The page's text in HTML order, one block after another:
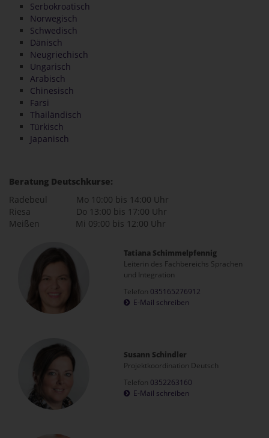
Serbokroatisch
Norwegisch
Schwedisch
Dänisch
Neugriechisch
Ungarisch
Arabisch
Chinesisch
Farsi
Thailändisch
Türkisch
Japanisch
Beratung Deutschkurse:
Radebeul Mo 10:00 bis 14:00 Uhr
Riesa Do 13:00 bis 17:00 Uhr
Meißen Mi 09:00 bis 12:00 Uhr
Tatiana Schimmelpfennig
Leiterin des Fachbereichs Sprachen
und Integration
Telefon 035165276912
E-Mail schreiben
Susann Schindler
Projektkoordination Deutsch
Telefon 0352263160
E-Mail schreiben